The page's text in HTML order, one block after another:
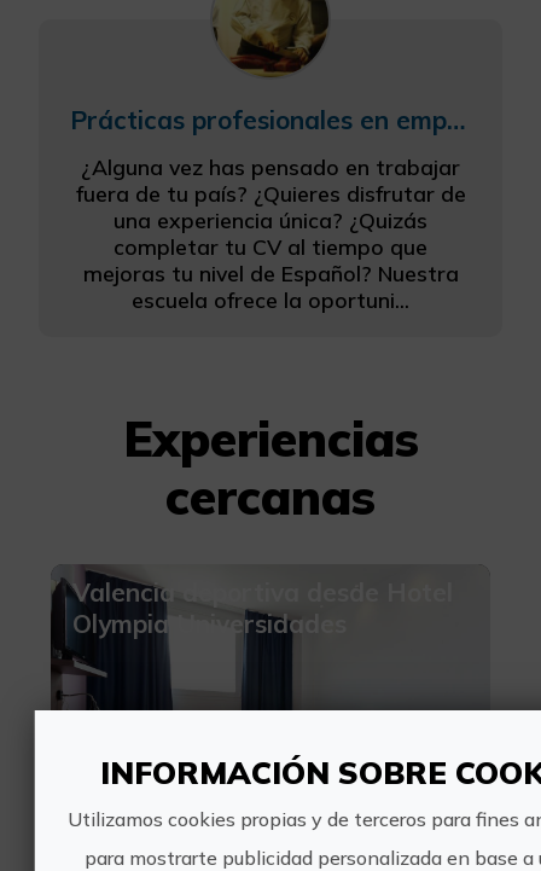
Prácticas profesionales en empresas + Español
¿Alguna vez has pensado en trabajar
fuera de tu país? ¿Quieres disfrutar de
una experiencia única? ¿Quizás
completar tu CV al tiempo que
mejoras tu nivel de Español? Nuestra
escuela ofrece la oportuni...
Experiencias
cercanas
Valencia deportiva desde Hotel
Olympia Universidades
INFORMACIÓN SOBRE
Utilizamos cookies propias y de terceros para fines
para mostrarte publicidad personalizada en base a